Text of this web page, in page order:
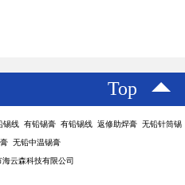
Top
线 有铅锡膏 有铅锡线 返修助焊膏 无铅针筒锡
无铅中温锡膏
云森科技有限公司